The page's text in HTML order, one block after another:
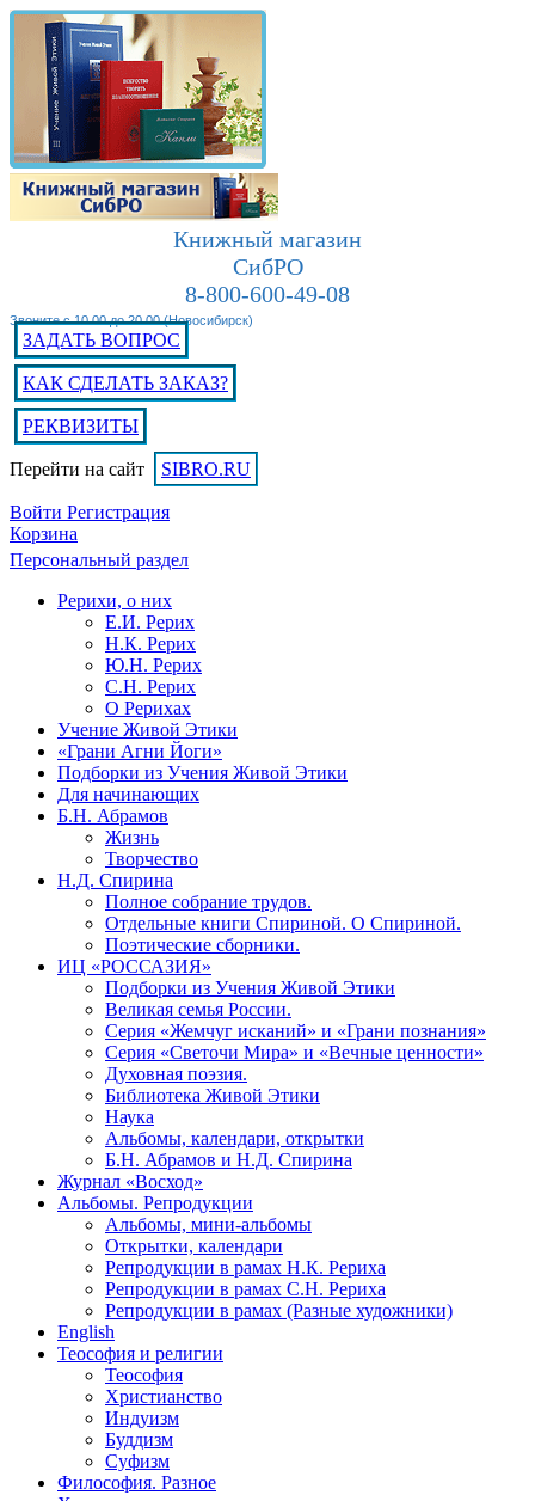
Книжный магазин
СибРО
8-800-600-49-08
Звоните с 10.00 до 20.00 (Новосибирск)
ЗАДАТЬ ВОПРОС
КАК СДЕЛАТЬ ЗАКАЗ?
РЕКВИЗИТЫ
Перейти на сайт SIBRO.RU
Войти Регистрация
Корзина
Персональный раздел
Рерихи, о них
Е.И. Рерих
Н.К. Рерих
Ю.Н. Рерих
С.Н. Рерих
О Рерихах
Учение Живой Этики
«Грани Агни Йоги»
Подборки из Учения Живой Этики
Для начинающих
Б.Н. Абрамов
Жизнь
Творчество
Н.Д. Спирина
Полное собрание трудов.
Отдельные книги Спириной. О Спириной.
Поэтические сборники.
ИЦ «РОССАЗИЯ»
Подборки из Учения Живой Этики
Великая семья России.
Серия «Жемчуг исканий» и «Грани познания»
Серия «Светочи Мира» и «Вечные ценности»
Духовная поэзия.
Библиотека Живой Этики
Наука
Альбомы, календари, открытки
Б.Н. Абрамов и Н.Д. Спирина
Журнал «Восход»
Альбомы. Репродукции
Альбомы, мини-альбомы
Открытки, календари
Репродукции в рамах Н.К. Рериха
Репродукции в рамах С.Н. Рериха
Репродукции в рамах (Разные художники)
English
Теософия и религии
Теософия
Христианство
Индуизм
Буддизм
Суфизм
Философия. Разное